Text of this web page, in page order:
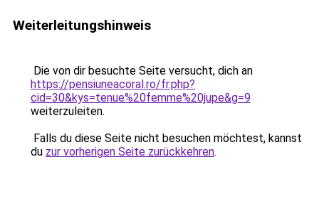
Weiterleitungshinweis
Die von dir besuchte Seite versucht, dich an
https://pensiuneacoral.ro/fr.php?
cid=30&kys=tenue%20femme%20jupe&g=9
weiterzuleiten.
Falls du diese Seite nicht besuchen möchtest, kannst
du zur vorherigen Seite zurückkehren.